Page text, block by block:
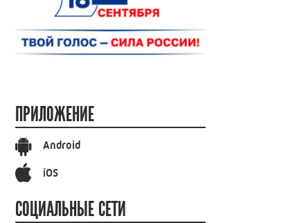
ПРИЛОЖЕНИЕ
Android
iOS
СОЦИАЛЬНЫЕ СЕТИ